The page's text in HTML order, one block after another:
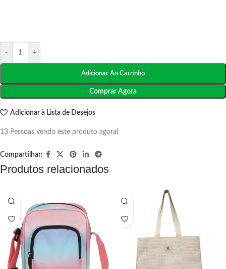
- +
Adicionar Ao Carrinho
Comprar Agora
Adicionar à Lista de Desejos
13 Pessoas vendo este produto agora!
Compartilhar:
Produtos relacionados